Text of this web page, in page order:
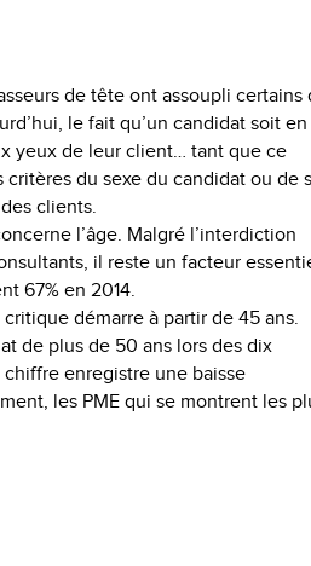
de tête ont assoupli certains
le fait qu’un candidat soit en
yeux de leur client… tant que ce
du sexe du candidat ou de
clients.
l’âge. Malgré l’interdiction
il reste un facteur
67% en 2014.
démarre à partir de 45 ans.
de plus de 50 ans lors des dix
enregistre une baisse
les PME qui se montrent les